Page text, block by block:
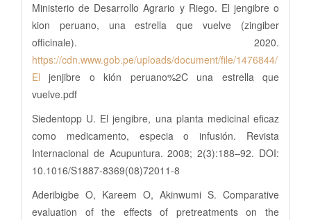
Ministerio de Desarrollo Agrario y Riego. El jengibre o
kion peruano, una estrella que vuelve (zingiber
officinale). 2020.
https://cdn.www.gob.pe/uploads/document/file/1476844/
El jenjibre o kión peruano%2C una estrella que
vuelve.pdf
Siedentopp U. El jengibre, una planta medicinal eficaz
como medicamento, especia o infusión. Revista
Internacional de Acupuntura. 2008; 2(3):188–92. DOI:
10.1016/S1887-8369(08)72011-8
Aderibigbe O, Kareem O, Akinwumi S. Comparative
evaluation of the effects of pretreatments on the